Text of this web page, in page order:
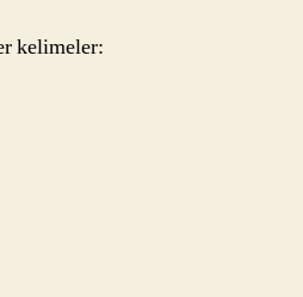
kelimeler: